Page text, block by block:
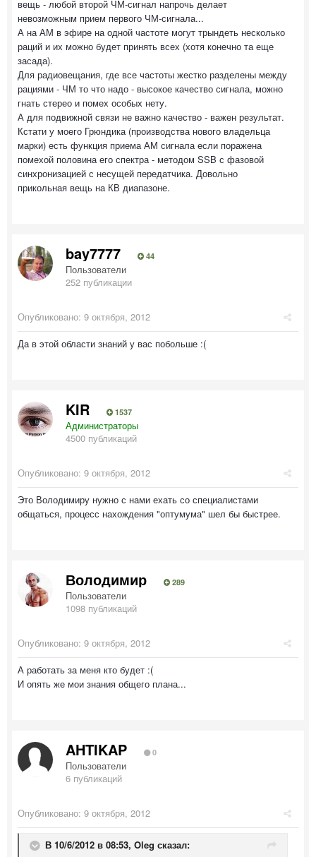
вещь - любой второй ЧМ-сигнал напрочь делает
невозможным прием первого ЧМ-сигнала...
А на АМ в эфире на одной частоте могут трындеть несколько
раций и их можно будет принять всех (хотя конечно та еще
засада).
Для радиовещания, где все частоты жестко разделены между
рациями - ЧМ то что надо - высокое качество сигнала, можно
гнать стерео и помех особых нету.
А для подвижной связи не важно качество - важен результат.
Кстати у моего Грюндика (производства нового владельца
марки) есть функция приема АМ сигнала если поражена
помехой половина его спектра - методом SSB с фазовой
синхронизацией с несущей передатчика. Довольно
прикольная вещь на КВ диапазоне.
bay7777 44
Пользователи
252 публикации
Опубликовано: 9 октября, 2012
Да в этой области знаний у вас побольше :(
KIR 1537
Администраторы
4500 публикаций
Опубликовано: 9 октября, 2012
Это Володимиру нужно с нами ехать со специалистами
общаться, процесс нахождения "оптумума" шел бы быстрее.
Володимир 289
Пользователи
1098 публикаций
Опубликовано: 9 октября, 2012
А работать за меня кто будет :(
И опять же мои знания общего плана...
AHTIKAP 0
Пользователи
6 публикаций
Опубликовано: 9 октября, 2012
В 10/6/2012 в 08:53, Oleg сказал: